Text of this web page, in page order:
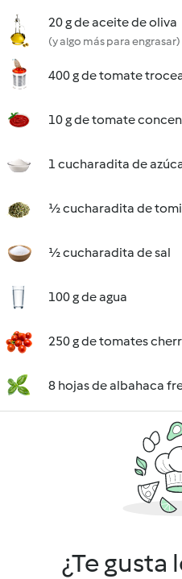
20 g de aceite de oliva
(y algo más para engrasar)
400 g de tomate
10 g de tomate
1 cucharadita de
½ cucharadita de
½ cucharadita de sal
100 g de agua
250 g de tomates
8 hojas de albahaca
¿Te gusta